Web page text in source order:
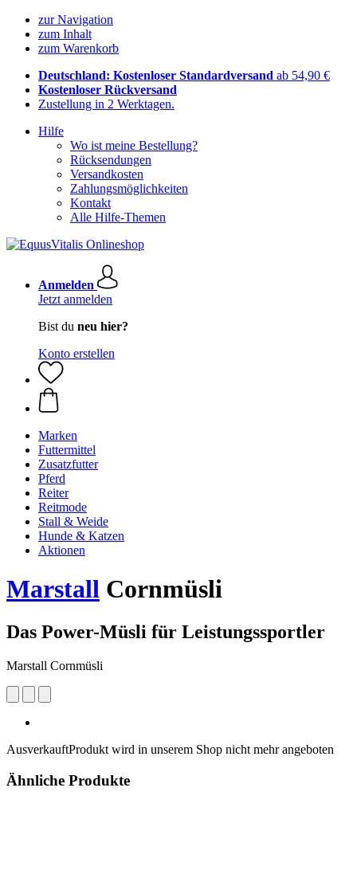
zur Navigation
zum Inhalt
zum Warenkorb
Deutschland: Kostenloser Standardversand ab 54,90 €
Kostenloser Rückversand
Zustellung in 2 Werktagen.
Hilfe
Wo ist meine Bestellung?
Rücksendungen
Versandkosten
Zahlungsmöglichkeiten
Kontakt
Alle Hilfe-Themen
Anmelden
Jetzt anmelden
Bist du neu hier?
Konto erstellen
Marken
Futtermittel
Zusatzfutter
Pferd
Reiter
Reitmode
Stall & Weide
Hunde & Katzen
Aktionen
Marstall Cornmüsli
Das Power-Müsli für Leistungssportler
Marstall Cornmüsli
AusverkauftProdukt wird in unserem Shop nicht mehr angeboten
Ähnliche Produkte